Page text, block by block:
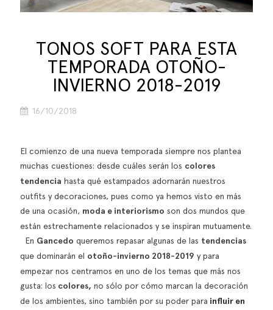
TONOS SOFT PARA ESTA
TEMPORADA OTOÑO-
INVIERNO 2018-2019
16/10/2018
El comienzo de una nueva temporada siempre nos plantea
muchas cuestiones: desde cuáles serán los colores
tendencia hasta qué estampados adornarán nuestros
outfits y decoraciones, pues como ya hemos visto en más
de una ocasión, moda e interiorismo son dos mundos que
están estrechamente relacionados y se inspiran mutuamente.
En Gancedo queremos repasar algunas de las tendencias
que dominarán el otoño-invierno 2018-2019 y para
empezar nos centramos en uno de los temas que más nos
gusta: los colores, no sólo por cómo marcan la decoración
de los ambientes, sino también por su poder para influir en